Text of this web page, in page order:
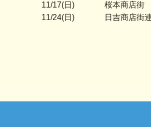
11/17(日) 桜本商店街
11/24(日) 日吉商店街